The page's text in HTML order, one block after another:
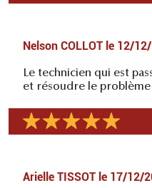
Nelson COLLOT le 12/
Le technicien qui est
et résoudre le
Arielle TISSOT le 17/12/